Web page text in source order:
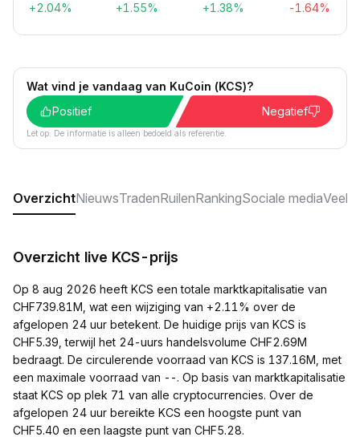
+2.04% +1.55% +1.38% -1.64%
Wat vind je vandaag van KuCoin (KCS)?
Positief
Negatief
Let op: De informatie is alleen bedoeld als referentie.
OverzichtNieuwsTradenRuilenRankingSociale media
Overzicht live KCS-prijs
Op 8 aug 2026 heeft KCS een totale marktkapitalisatie van
CHF739.81M, wat een wijziging van +2.11% over de
afgelopen 24 uur betekent. De huidige prijs van KCS is
CHF5.39, terwijl het 24-uurs handelsvolume CHF2.69M
bedraagt. De circulerende voorraad van KCS is 137.16M, met
een maximale voorraad van --. Op basis van marktkapitalisatie
staat KCS op plek 71 van alle cryptocurrencies. Over de
afgelopen 24 uur bereikte KCS een hoogste punt van
CHF5.40 en een laagste punt van CHF5.28.